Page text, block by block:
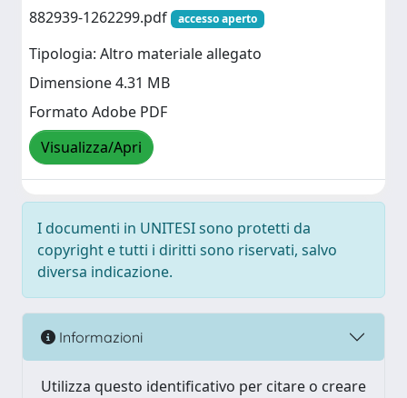
882939-1262299.pdf
accesso aperto
Tipologia: Altro materiale allegato
Dimensione 4.31 MB
Formato Adobe PDF
Visualizza/Apri
I documenti in UNITESI sono protetti da
copyright e tutti i diritti sono riservati, salvo
diversa indicazione.
Informazioni
Utilizza questo identificativo per citare o creare